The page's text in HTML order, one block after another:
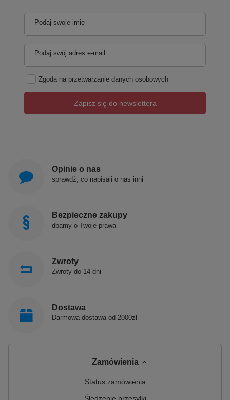
Podaj swoje imię
Podaj swój adres e-mail
Zgoda na przetwarzanie danych osobowych
Zapisz się do newslettera
Opinie o nas
sprawdź, co napisali o nas inni
Bezpieczne zakupy
dbamy o Twoje prawa
Zwroty
Zwroty do 14 dni
Dostawa
Darmowa dostawa od 2000zł
Zamówienia
Status zamówienia